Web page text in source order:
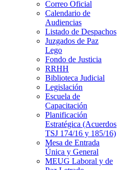
Correo Oficial
Calendario de
Audiencias
Listado de Despachos
Juzgados de Paz
Lego
Fondo de Justicia
RRHH
Biblioteca Judicial
Legislación
Escuela de
Capacitación
Planificación
Estratégica (Acuerdos
TSJ 174/16 y 185/16)
Mesa de Entrada
Única y General
MEUG Laboral y de